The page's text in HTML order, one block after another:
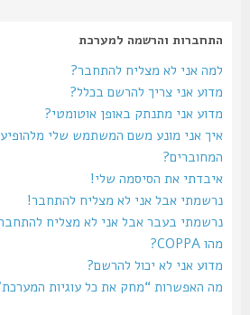
התחברות והרשמה למערכת
למה אני לא מצליח להתחבר?
מדוע אני צריך להרשם בכלל?
מדוע אני מתנתק באופן אוטומטי?
איך אני מונע משם המשתמש שלי מלהופיע
המחוברים?
איבדתי את הסיסמה שלי!
נרשמתי אבל אני לא מצליח להתחבר!
נרשמתי בעבר אבל אני לא מצליח להתחבר
מדוע אני לא יכול להרשם?
מה האפשרות “מחק את כל עוגיות המערכת”